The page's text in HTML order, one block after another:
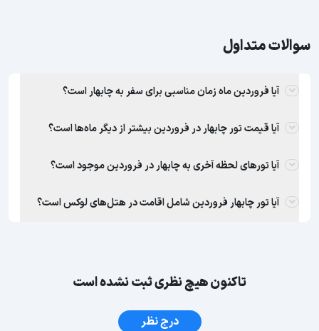
سوالات متداول
آیا فروردین ماه زمان مناسبی برای سفر به چابهار است؟
آیا قیمت تور چابهار در فروردین بیشتر از دیگر ماه‌ها است؟
آیا تورهای لحظه آخری به چابهار در فروردین موجود است؟
آیا تور چابهار فروردین شامل اقامت در هتل‌های لوکس است؟
تاکنون هیچ نظری ثبت نشده است
درج نظر